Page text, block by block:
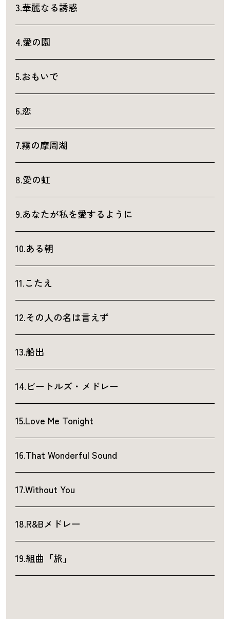
3.華麗なる誘惑
4.愛の園
5.おもいで
6.恋
7.霧の摩周湖
8.愛の虹
9.あなたが私を愛するように
10.ある朝
11.こたえ
12.その人の名は言えず
13.船出
14.ビートルズ・メドレー
15.Love Me Tonight
16.That Wonderful Sound
17.Without You
18.R&Bメドレー
19.組曲「旅」